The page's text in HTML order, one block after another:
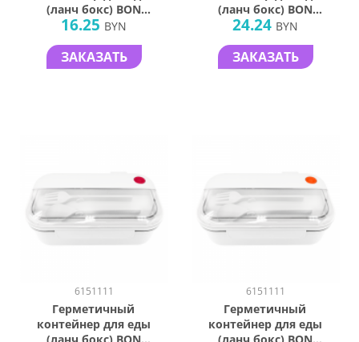
(ланч бокс) BON
VOYAGE,
серый, 1100 мл.
16.25 BYN
ЗАКАЗАТЬ
(ланч бокс) BON
VOYAGE,
белый с зеленым
элементом, 1100
24.24 BYN
ЗАКАЗАТЬ
6151111
Герметичный
контейнер для еды
6151111
Герметичный
контейнер для еды